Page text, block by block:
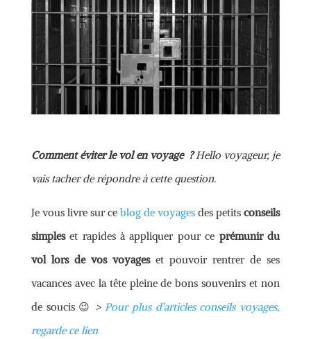
Comment éviter le vol en voyage ?Hello voyageur, je
vais tacher de répondre à cette question.
Je vous livre sur ce blog de voyages des petitsconseils
simpleset rapides à appliquer pour ce prémunir du
vol lors de vos voyageset pouvoir rentrer de ses
vacances avec la tête pleine de bons souvenirs et non
de soucis 😉 > Pour plus d’articles conseils voyages,
regarde ce lien